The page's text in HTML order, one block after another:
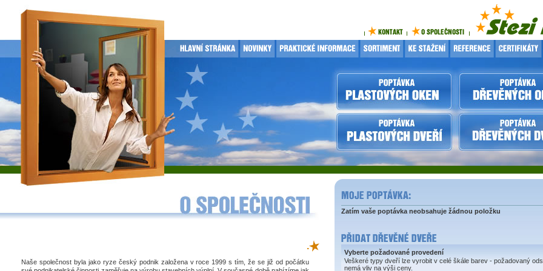
.
Naše společnost byla jako ryze český podnik založena v roce 1999 s tím, že se již od počátku
Zatím vaše poptávka neobsahuje žádnou položku
Vyberte požadované provedení
Veškeré typy dveří lze vyrobit v celé škále barev - požadovaný
nemá vliv na výši ceny.